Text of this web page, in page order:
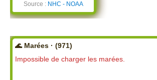
Source : NHC - NOAA
🌊 Marées · (971)
Impossible de charger les marées.